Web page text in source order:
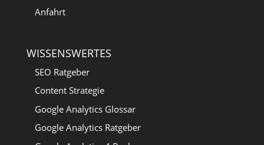
Anfahrt
WISSENSWERTES
SEO Ratgeber
Content Strategie
Google Analytics Glossar
Google Analytics Ratgeber